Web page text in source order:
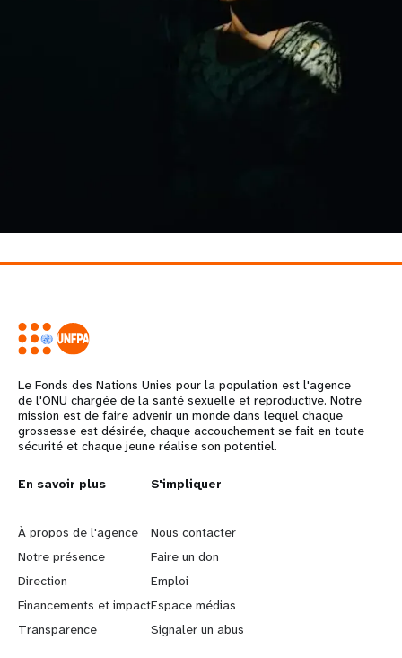
Le Fonds des Nations Unies pour la population est l'agence
de l'ONU chargée de la santé sexuelle et reproductive. Notre
mission est de faire advenir un monde dans lequel chaque
grossesse est désirée, chaque accouchement se fait en toute
sécurité et chaque jeune réalise son potentiel.
L
e
a
r
n
En savoir plus
À propos de l'agence
Notre présence
Direction
Financements et impact
Transparence
G
o
b
e
y
S'impliquer
Nous contacter
Faire un don
Emploi
Espace médias
Signaler un abus